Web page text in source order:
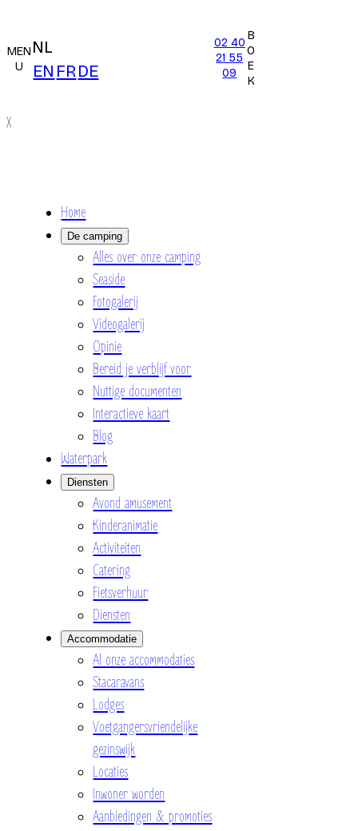
MEN
U
NL
EN FRDE
02 40
21 55
09
B
O
E
K
X
Home
De camping
Alles over onze camping
Seaside
Fotogalerij
Videogalerij
Opinie
Bereid je verblijf voor
Nuttige documenten
Interactieve kaart
Blog
Waterpark
Diensten
Avond amusement
Kinderanimatie
Activiteiten
Catering
Fietsverhuur
Diensten
Accommodatie
Al onze accommodaties
Stacaravans
Lodges
Voetgangersvriendelijke
gezinswijk
Locaties
Inwoner worden
Aanbiedingen & promoties